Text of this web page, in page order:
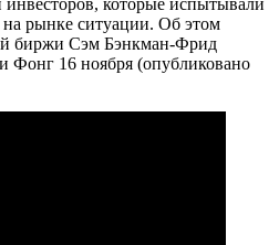
на рынке ситуации. Об этом
биржи Сэм Бэнкман-Фрид
Фонг 16 ноября (опубликовано